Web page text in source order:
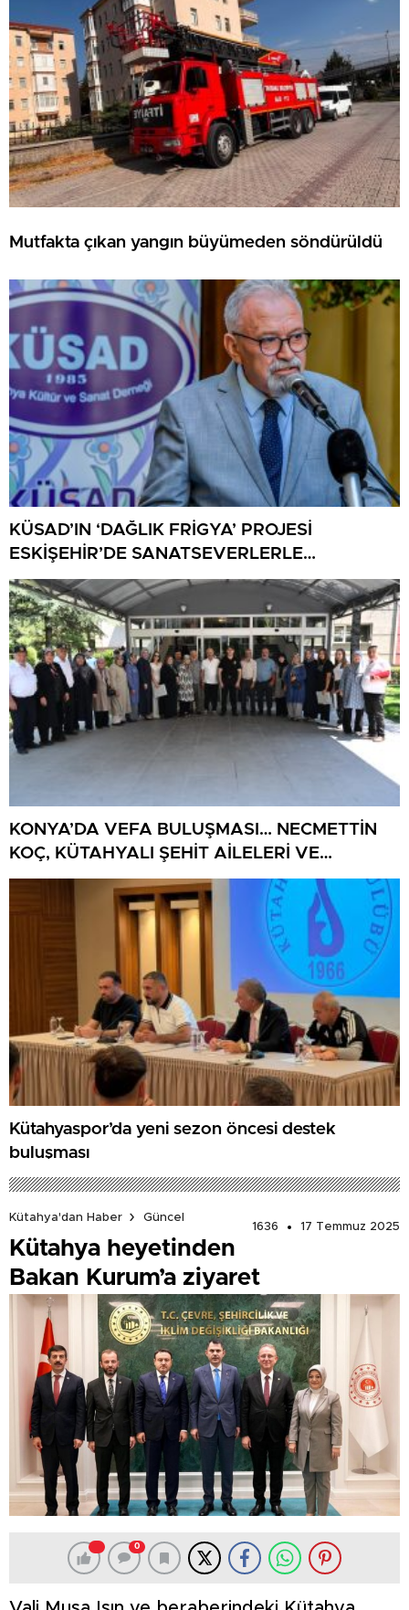
Mutfakta çıkan yangın büyümeden söndürüldü
KÜSAD’IN ‘DAĞLIK FRİGYA’ PROJESİ
ESKİŞEHİR’DE SANATSEVERLERLE
BULUŞUYOR
KONYA’DA VEFA BULUŞMASI… NECMETTİN
KOÇ, KÜTAHYALI ŞEHİT AİLELERİ VE
GAZİLERİ AĞIRLADI
Kütahyaspor’da yeni sezon öncesi destek
buluşması
Kütahya'dan Haber
Güncel
1636
17 Temmuz 2025
Kütahya heyetinden
Bakan Kurum’a ziyaret
0